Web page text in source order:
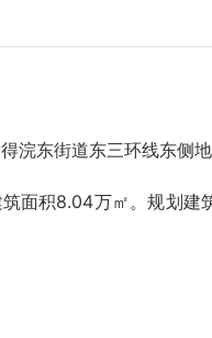
浣东街道东三环线东侧地
面积8.04万㎡。规划